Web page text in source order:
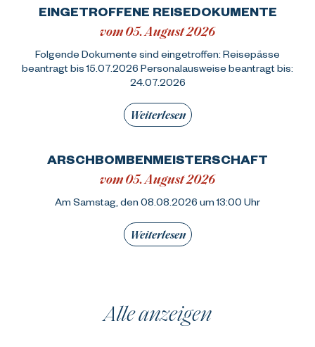
EINGETROFFENE REISEDOKUMENTE
vom 05. August 2026
Folgende Dokumente sind eingetroffen: Reisepässe
beantragt bis 15.07.2026 Personalausweise beantragt bis:
24.07.2026
Weiterlesen
ARSCHBOMBENMEISTERSCHAFT
vom 05. August 2026
Am Samstag, den 08.08.2026 um 13:00 Uhr
Weiterlesen
Alle anzeigen